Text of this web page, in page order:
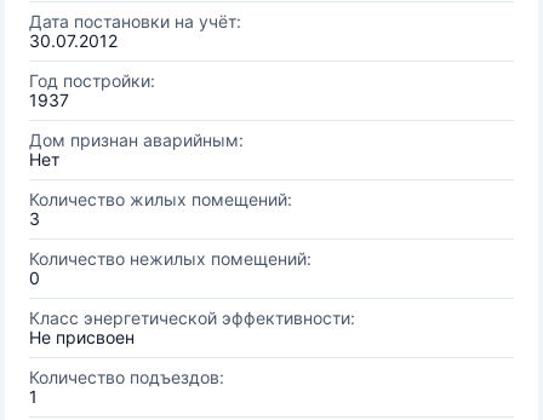
Дата постановки на учёт:
30.07.2012
Год постройки:
1937
Дом признан аварийным:
Нет
Количество жилых помещений:
3
Количество нежилых помещений:
0
Класс энергетической эффективности:
Не присвоен
Количество подъездов:
1